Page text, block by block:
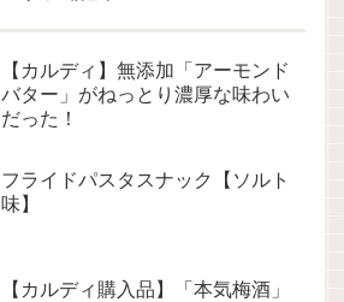
【カルディ】無添加「アーモンド
バター」がねっとり濃厚な味わい
だった！
フライドパスタスナック【ソルト
味】
【カルディ購入品】「本気梅酒」